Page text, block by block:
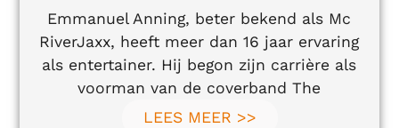
Emmanuel Anning, beter bekend als Mc
RiverJaxx, heeft meer dan 16 jaar ervaring
als entertainer. Hij begon zijn carrière als
voorman van de coverband The
LEES MEER >>